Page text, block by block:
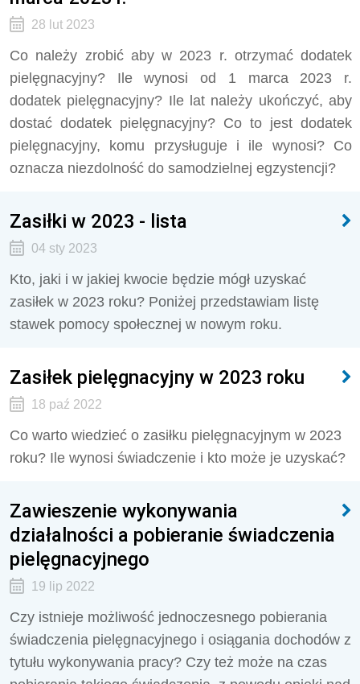
28 lut 2023
Co należy zrobić aby w 2023 r. otrzymać dodatek
pielęgnacyjny? Ile wynosi od 1 marca 2023 r.
dodatek pielęgnacyjny? Ile lat należy ukończyć, aby
dostać dodatek pielęgnacyjny? Co to jest dodatek
pielęgnacyjny, komu przysługuje i ile wynosi? Co
oznacza niezdolność do samodzielnej egzystencji?
Zasiłki w 2023 - lista
04 sty 2023
Kto, jaki i w jakiej kwocie będzie mógł uzyskać
zasiłek w 2023 roku? Poniżej przedstawiam listę
stawek pomocy społecznej w nowym roku.
Zasiłek pielęgnacyjny w 2023 roku
18 paź 2022
Co warto wiedzieć o zasiłku pielęgnacyjnym w 2023
roku? Ile wynosi świadczenie i kto może je uzyskać?
Zawieszenie wykonywania
działalności a pobieranie świadczenia
pielęgnacyjnego
19 lip 2022
Czy istnieje możliwość jednoczesnego pobierania
świadczenia pielęgnacyjnego i osiągania dochodów z
tytułu wykonywania pracy? Czy też może na czas